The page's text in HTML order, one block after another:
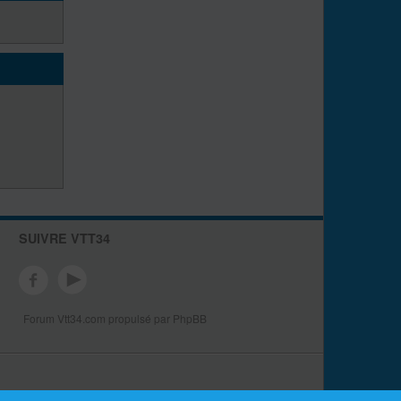
SUIVRE VTT34
Forum Vtt34.com propulsé par PhpBB